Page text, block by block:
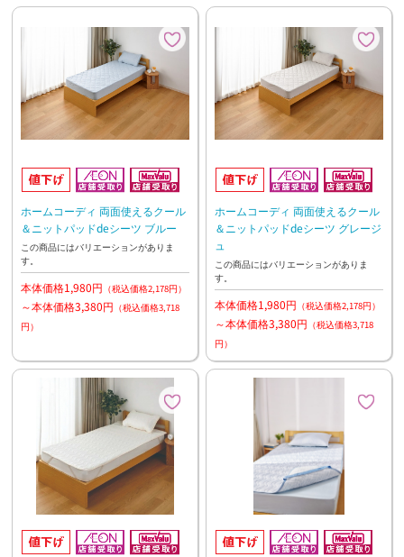
ホームコーディ 両面使えるクール
＆ニットパッドdeシーツ ブルー
この商品にはバリエーションがありま
す。
本体価格1,980円 （税込価格2,178円）
～本体価格3,380円 （税込価格3,718
円）
ホームコーディ 両面使えるクール
＆ニットパッドdeシーツ グレージ
ュ
この商品にはバリエーションがありま
す。
本体価格1,980円 （税込価格2,178円）
～本体価格3,380円 （税込価格3,718
円）